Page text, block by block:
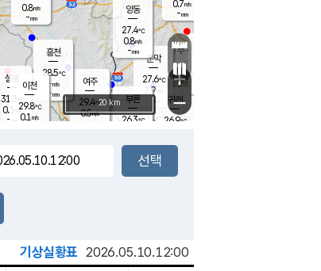
문막
27.6℃
2.9m/s
mm
부론
26.3℃
여주
29.4℃
0.5m/s
양동
27.4℃
0.8m/s
-mm
장호원
흥천
28.5℃
-m/s
-mm
설봉
31.3
0.3 m/s
- mm
귀래
26.9℃
0.7m/s
-mm
이천
29.8℃
0.1 m/s
0.8m/s
-mm
+
−
20 km
기상실황표 2026.05.10.12:00